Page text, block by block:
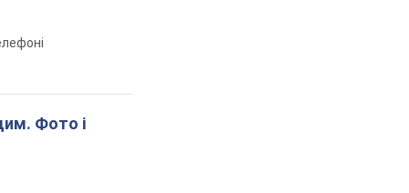
Фото і